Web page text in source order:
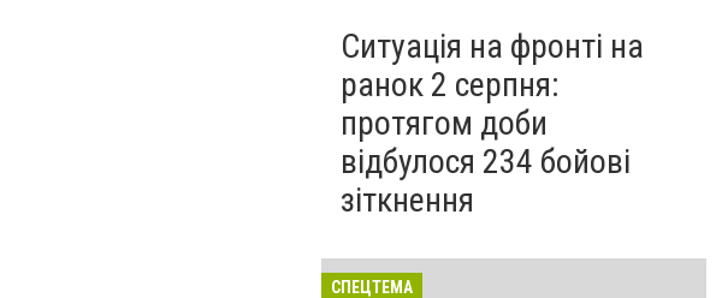
Ситуація на фронті на
ранок 2 серпня:
протягом доби
відбулося 234 бойові
зіткнення
СПЕЦТЕМА